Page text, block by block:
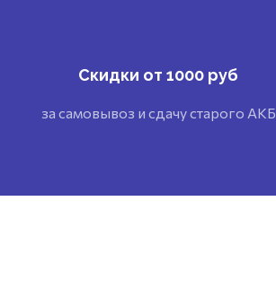
Скидки от 1000 руб
за самовывоз и сдачу старого АКБ